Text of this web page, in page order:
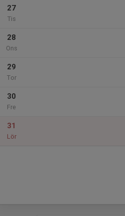
27
Tis
28
Ons
29
Tor
30
Fre
31
Lör